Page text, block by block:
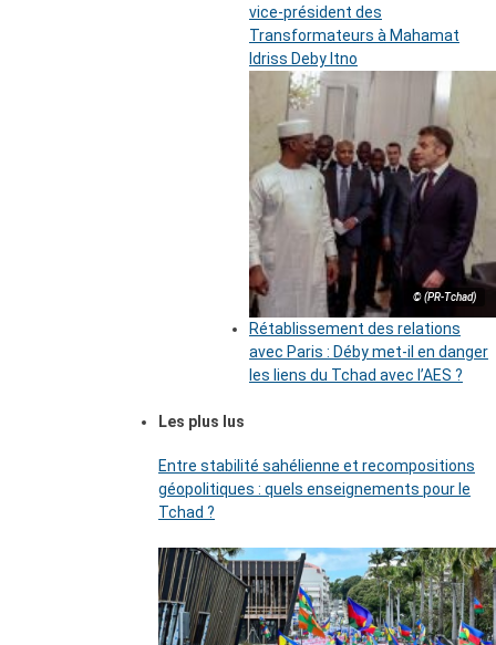
vice-président des
Transformateurs à Mahamat
Idriss Deby Itno
© (PR-Tchad)
Rétablissement des relations
avec Paris : Déby met-il en danger
les liens du Tchad avec l’AES ?
Les plus lus
Entre stabilité sahélienne et recompositions
géopolitiques : quels enseignements pour le
Tchad ?